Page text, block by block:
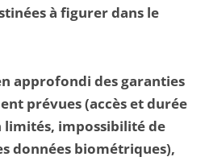
à figurer dans le
approfondi des garanties
prévues (accès et durée
limités, impossibilité de
données biométriques),